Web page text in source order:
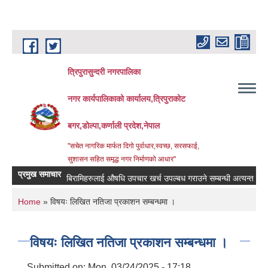
Skip to main content
त्रिपुरासुन्दरी नगरपालिका
नगर कार्यपालिकाको कार्यालय,त्रिपुराकोट
बगर,डोल्पा,कर्णाली प्रदेश,नेपाल
"सचेत नागरिक मार्फत दिगो पुर्वाधार,स्वच्छ, सरसफाई,
सुशासन सहित समृद्ध नगर निर्माणको आधार"
प्रमुख समाचारबिरामिहरुलाई ‍‌औषधि उपचार खर्च उपल्बध गराउने सम्बन्धी अत्यन्त जरुरी
You are here
Home » विषयः लिखित नतिजा प्रकाशन सम्बन्धमा ।
विषयः लिखित नतिजा प्रकाशन सम्बन्धमा ।